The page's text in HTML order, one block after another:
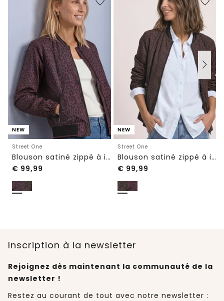
NEW
Street One
Blouson satiné zippé à imprimé léopard
€ 99,99
NEW
Street One
Blouson satiné zippé à imprimé léopard
€ 99,99
Inscription à la newsletter
Rejoignez dès maintenant la communauté de la
newsletter !
Restez au courant de tout avec notre newsletter :